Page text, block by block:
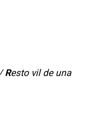
Resto vil de una